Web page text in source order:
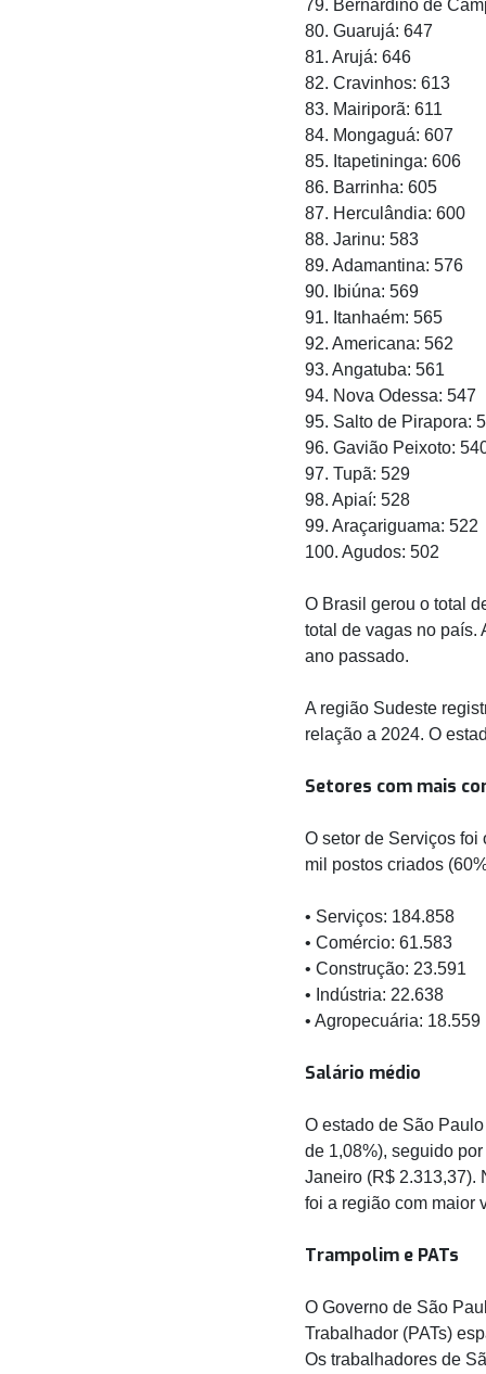
79. Bernardino de
80. Guarujá: 647
81. Arujá: 646
82. Cravinhos: 613
83. Mairiporã: 611
84. Mongaguá: 607
85. Itapetininga: 606
86. Barrinha: 605
87. Herculândia: 600
88. Jarinu: 583
89. Adamantina: 576
90. Ibiúna: 569
91. Itanhaém: 565
92. Americana: 562
93. Angatuba: 561
94. Nova Odessa: 547
95. Salto de Pirapora:
96. Gavião Peixoto:
97. Tupã: 529
98. Apiaí: 528
99. Araçariguama: 522
100. Agudos: 502
O Brasil gerou o total
total de vagas no país.
ano passado.
A região Sudeste
relação a 2024. O
Setores com mais
O setor de Serviços foi
mil postos criados
• Serviços: 184.858
• Comércio: 61.583
• Construção: 23.591
• Indústria: 22.638
• Agropecuária: 18.559
Salário médio
O estado de São
de 1,08%), seguido
Janeiro (R$ 2.313,37).
foi a região com maior
Trampolim e PATs
O Governo de São
Trabalhador (PATs)
Os trabalhadores de